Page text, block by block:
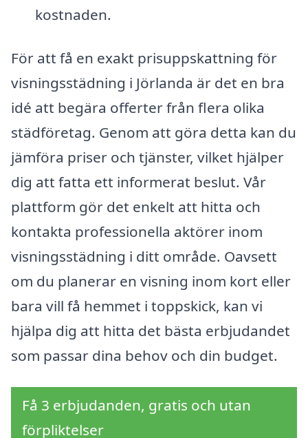
kostnaden.
För att få en exakt prisuppskattning för
visningsstädning i Jörlanda är det en bra
idé att begära offerter från flera olika
städföretag. Genom att göra detta kan du
jämföra priser och tjänster, vilket hjälper
dig att fatta ett informerat beslut. Vår
plattform gör det enkelt att hitta och
kontakta professionella aktörer inom
visningsstädning i ditt område. Oavsett
om du planerar en visning inom kort eller
bara vill få hemmet i toppskick, kan vi
hjälpa dig att hitta det bästa erbjudandet
som passar dina behov och din budget.
Få 3 erbjudanden, gratis och utan
förpliktelser